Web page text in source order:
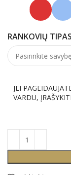
RANKOVIŲ TIPAS
JEI
VARDU,